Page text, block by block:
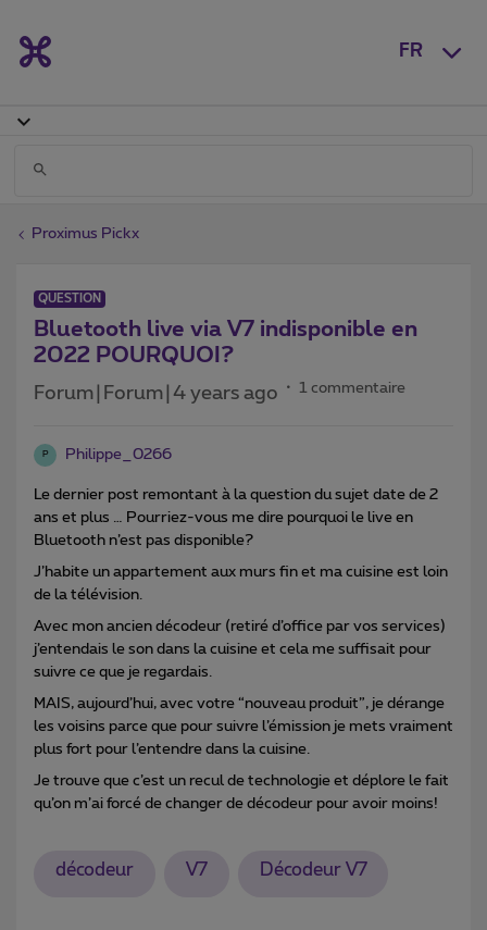
FR
Proximus Pickx
QUESTION
Bluetooth live via V7 indisponible en
2022 POURQUOI?
Forum|Forum|4 years ago 1 commentaire
P Philippe_0266
Le dernier post remontant à la question du sujet date de 2
ans et plus … Pourriez-vous me dire pourquoi le live en
Bluetooth n’est pas disponible?
J’habite un appartement aux murs fin et ma cuisine est loin
de la télévision.
Avec mon ancien décodeur (retiré d’office par vos services)
j’entendais le son dans la cuisine et cela me suffisait pour
suivre ce que je regardais.
MAIS, aujourd’hui, avec votre “nouveau produit”, je dérange
les voisins parce que pour suivre l’émission je mets vraiment
plus fort pour l’entendre dans la cuisine.
Je trouve que c’est un recul de technologie et déplore le fait
qu’on m’ai forcé de changer de décodeur pour avoir moins!
décodeur V7 Décodeur V7